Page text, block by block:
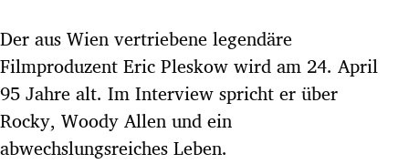
Untermenü
Untermenü
Der aus Wien vertriebene legendäre
Filmproduzent Eric Pleskow wird am 24. April
95 Jahre alt. Im Interview spricht er über
Rocky, Woody Allen und ein
abwechslungsreiches Leben.